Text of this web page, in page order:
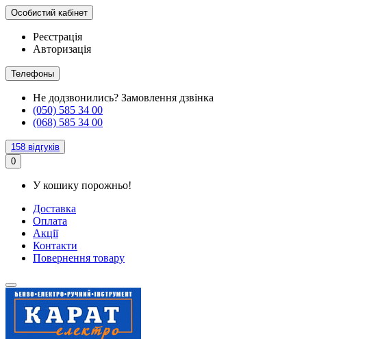
Особистий кабінет
Реєстрація
Авторизація
Телефоны
Не додзвонились? Замовлення дзвінка
(050) 585 34 00
(068) 585 34 00
158 відгуків
0
У кошику порожньо!
Доставка
Оплата
Акції
Контакти
Повернення товару